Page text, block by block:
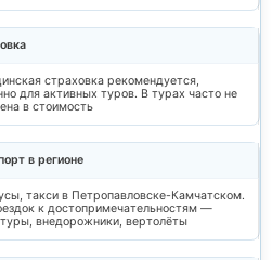
страховка рекомендуется,
для активных туров. В турах часто не
в стоимость
в регионе
такси в Петропавловске-Камчатском.
к достопримечательностям —
внедорожники, вертолёты